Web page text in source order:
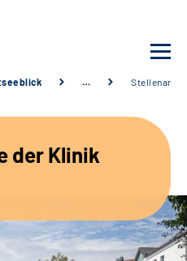
…
der Klinik